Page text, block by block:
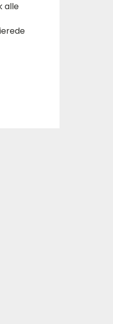
alle